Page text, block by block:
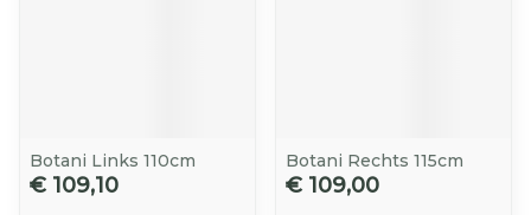
Botani Links 110cm
€ 109,10
Botani Rechts 115cm
€ 109,00